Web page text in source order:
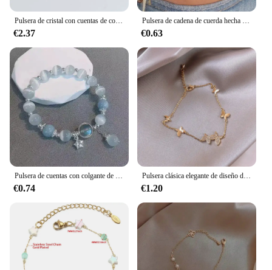
Pulsera de cristal con cuentas de colores para mujer, brazalete romántico, elegante, Vintage, planta, hojas, accesorios de joyería
€2.37
Pulsera de cadena de cuerda hecha a mano bohemia para mujer, pulseras ajustables con colgante de corazón de Color dorado, pulseras para mujer y niña, joyería de moda
€0.63
Pulsera de cuentas con colgante de mariposa y flores de cristal rosa coreano para mujer, pulseras de cadena de cuentas dulces, regalos de joyería para novia
€0.74
Pulsera clásica elegante de diseño de mariposa para mujer, brazalete de cadena de diamantes de imitación de color dorado, conjuntos de joyería para fiesta al por mayor
€1.20